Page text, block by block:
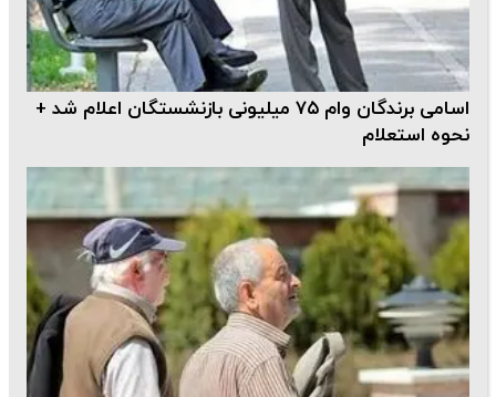
اسامی برندگان وام ۷۵ میلیونی بازنشستگان اعلام شد +
نحوه استعلام